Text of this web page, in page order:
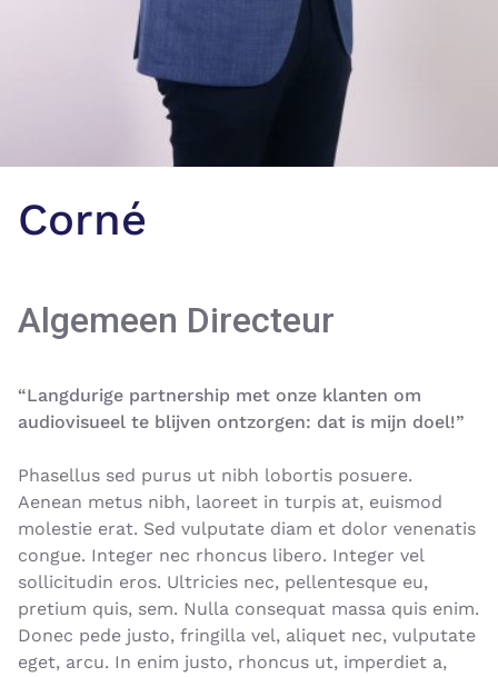
Corné
Algemeen Directeur
“Langdurige partnership met onze klanten om
audiovisueel te blijven ontzorgen: dat is mijn doel!”
Phasellus sed purus ut nibh lobortis posuere.
Aenean metus nibh, laoreet in turpis at, euismod
molestie erat. Sed vulputate diam et dolor venenatis
congue. Integer nec rhoncus libero. Integer vel
sollicitudin eros. Ultricies nec, pellentesque eu,
pretium quis, sem. Nulla consequat massa quis enim.
Donec pede justo, fringilla vel, aliquet nec, vulputate
eget, arcu. In enim justo, rhoncus ut, imperdiet a,